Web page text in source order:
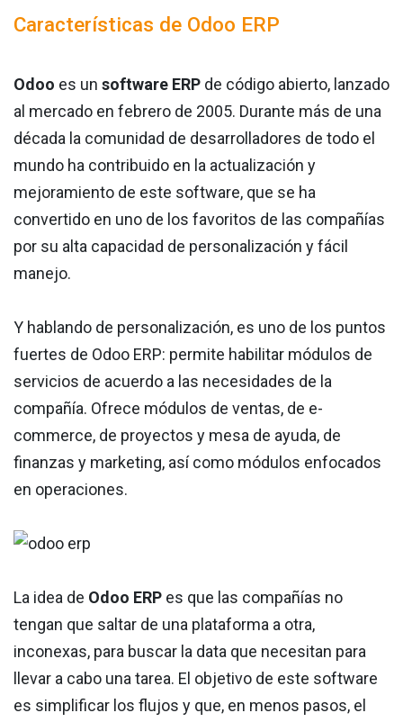
Características de Odoo ERP
Odoo es un software ERP de código abierto, lanzado
al mercado en febrero de 2005. Durante más de una
década la comunidad de desarrolladores de todo el
mundo ha contribuido en la actualización y
mejoramiento de este software, que se ha
convertido en uno de los favoritos de las compañías
por su alta capacidad de personalización y fácil
manejo.
Y hablando de personalización, es uno de los puntos
fuertes de Odoo ERP: permite habilitar módulos de
servicios de acuerdo a las necesidades de la
compañía. Ofrece módulos de ventas, de e-
commerce, de proyectos y mesa de ayuda, de
finanzas y marketing, así como módulos enfocados
en operaciones.
La idea de Odoo ERP es que las compañías no
tengan que saltar de una plataforma a otra,
inconexas, para buscar la data que necesitan para
llevar a cabo una tarea. El objetivo de este software
es simplificar los flujos y que, en menos pasos, el